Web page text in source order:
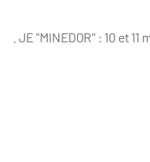
. JE "MINEDOR" : 10 et 11